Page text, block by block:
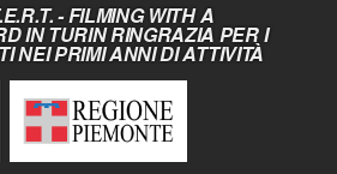
- FILMING WITH A
IN TURIN RINGRAZIA PER I
NEI PRIMI ANNI DI ATTIVITÀ